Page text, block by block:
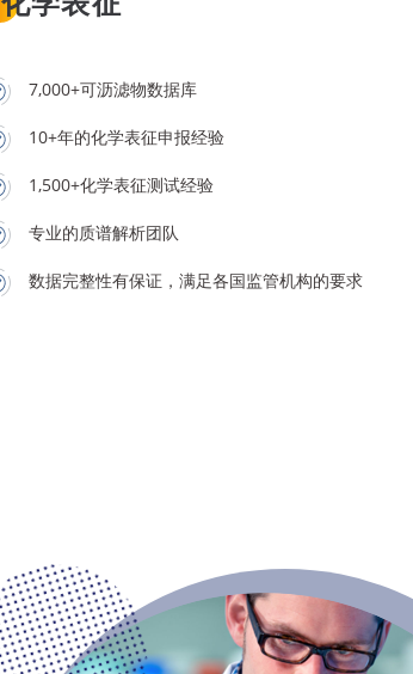
7,000+可沥滤物数据库
10+年的化学表征申报经验
1,500+化学表征测试经验
专业的质谱解析团队
数据完整性有保证，满足各国监管机构的要求